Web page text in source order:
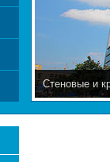
Стеновые и